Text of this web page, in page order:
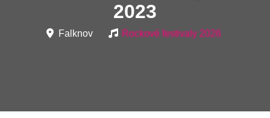
2023
Falknov Rockové festivaly 2026